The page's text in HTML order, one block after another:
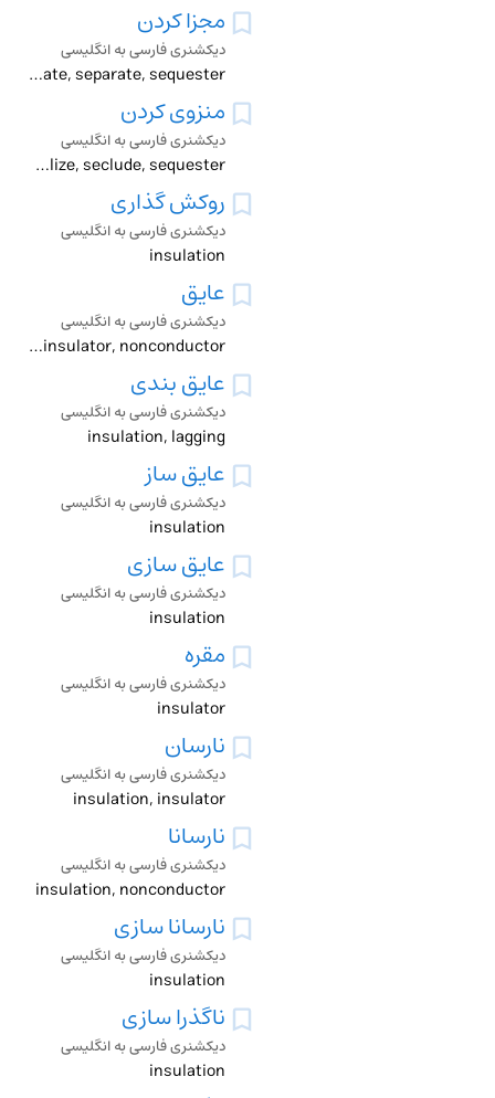
مجزا کردن
دیکشنری فارسی به انگلیسی
disconnect, fence, immure, insulate, seclude, segregate, separate, sequester
منزوی کردن
دیکشنری فارسی به انگلیسی
cloister, fence, immure, insulate, isolate, marginalize, seclude, sequester
روکش گذاری
دیکشنری فارسی به انگلیسی
insulation
عایق
دیکشنری فارسی به انگلیسی
insulation, insulator, nonconductor
عایق بندی
دیکشنری فارسی به انگلیسی
insulation, lagging
عایق ساز
دیکشنری فارسی به انگلیسی
insulation
عایق سازی
دیکشنری فارسی به انگلیسی
insulation
مقره
دیکشنری فارسی به انگلیسی
insulator
نارسان
دیکشنری فارسی به انگلیسی
insulation, insulator
نارسانا
دیکشنری فارسی به انگلیسی
insulation, nonconductor
نارسانا سازی
دیکشنری فارسی به انگلیسی
insulation
ناگذرا سازی
دیکشنری فارسی به انگلیسی
insulation